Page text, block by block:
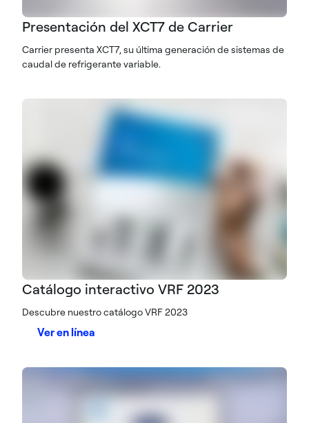
Presentación del XCT7 de Carrier
Carrier presenta XCT7, su última generación de sistemas de
caudal de refrigerante variable.
Catálogo interactivo VRF 2023
Descubre nuestro catálogo VRF 2023
Ver en línea